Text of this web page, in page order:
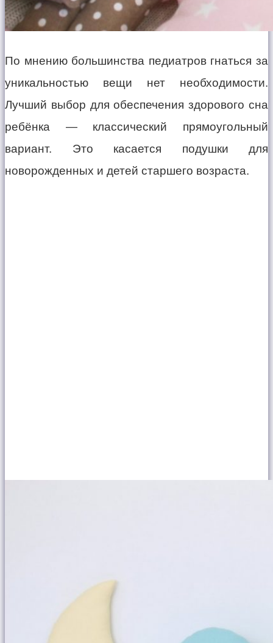
По мнению большинства педиатров гнаться за
уникальностью вещи нет необходимости.
Лучший выбор для обеспечения здорового сна
ребёнка — классический прямоугольный
вариант. Это касается подушки для
новорожденных и детей старшего возраста.